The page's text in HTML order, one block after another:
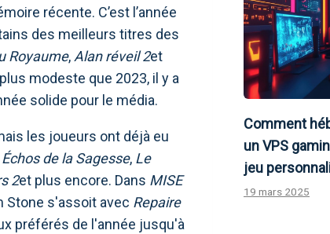
récente. C’est l’année
des meilleurs titres des
Royaume, Alan réveil 2et
modeste que 2023, il y a
solide pour le média.
les joueurs ont déjà eu
de la Sagesse, Le
2et plus encore. Dans MISE
Stone s'assoit avec Repaire
préférés de l'année jusqu'à
Comment
un VPS
jeu
19 mars 2025